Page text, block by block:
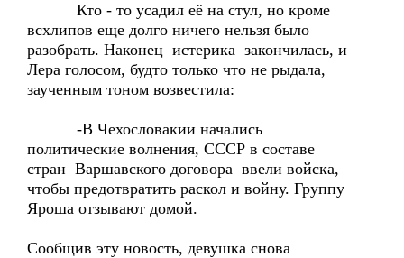
Кто - то усадил её на стул, но кроме
всхлипов еще долго ничего нельзя было
разобрать. Наконец истерика закончилась, и
Лера голосом, будто только что не рыдала,
заученным тоном возвестила:
-В Чехословакии начались
политические волнения, СССР в составе
стран Варшавского договора ввели войска,
чтобы предотвратить раскол и войну. Группу
Яроша отзывают домой.
Сообщив эту новость, девушка снова